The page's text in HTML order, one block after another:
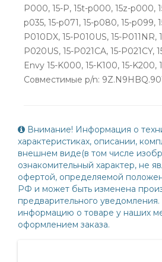
P000, 15-P, 15t-p000, 15z-p000,
p035, 15-p071, 15-p080, 15-p099,
P010DX, 15-P010US, 15-P011NR,
P020US, 15-P021CA, 15-P021CY,
Envy 15-K000, 15-K100, 15-K200,
Совместимые p/n:
Внимание! Информация о
характеристиках, описании,
внешнем виде(в том числе
ознакомительный характер, не
офертой, определяемой
РФ и может быть изменена
предварительного уведомления.
информацию о товаре у наших
оформлением заказа.